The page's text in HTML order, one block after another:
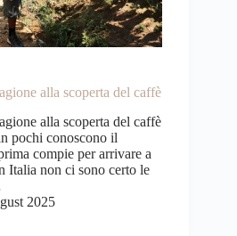
alla scoperta del caffè
alla scoperta del caffè
pochi conoscono il
compie per arrivare a
Italia non ci sono certo le
2025